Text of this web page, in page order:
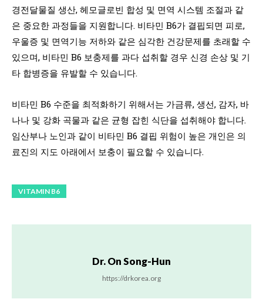
경전달물질 생산, 헤모글로빈 합성 및 면역 시스템 조절과 같
은 중요한 과정들을 지원합니다. 비타민 B6가 결핍되면 피로,
우울증 및 면역기능 저하와 같은 심각한 건강문제를 초래할 수
있으며, 비타민 B6 보충제를 과다 섭취할 경우 신경 손상 및 기
타 합병증을 유발할 수 있습니다.
비타민 B6 수준을 최적화하기 위해서는 가금류, 생선, 감자, 바
나나 및 강화 곡물과 같은 균형 잡힌 식단을 섭취해야 합니다.
임산부나 노인과 같이 비타민 B6 결핍 위험이 높은 개인은 의
료진의 지도 아래에서 보충이 필요할 수 있습니다.
VITAMIN B6
Dr. On Song-Hun
https://drkorea.org